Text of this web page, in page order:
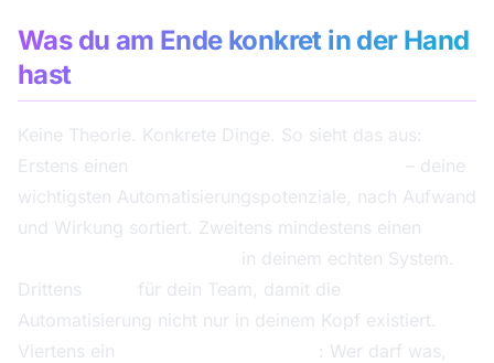
Was du am Ende konkret in der Hand
hast
Keine Theorie. Konkrete Dinge. So sieht das aus:
Erstens einen
– deine
wichtigsten Automatisierungspotenziale, nach Aufwand
und Wirkung sortiert. Zweitens mindestens einen
in deinem echten System.
Drittens
für dein Team, damit die
Automatisierung nicht nur in deinem Kopf existiert.
Viertens ein
: Wer darf was,